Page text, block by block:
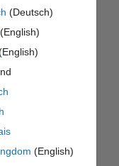
Difficulty
12
(Deutsch)
(English)